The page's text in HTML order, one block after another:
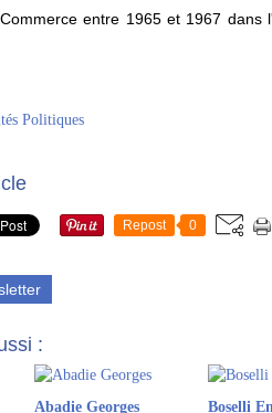
entre 1965 et 1967 dans
Politiques
Repost 0
:
Abadie Georges Boselli